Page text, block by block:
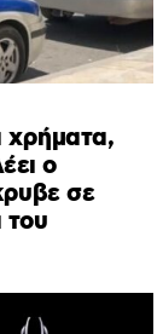
χρήματα,
ο
σε
του